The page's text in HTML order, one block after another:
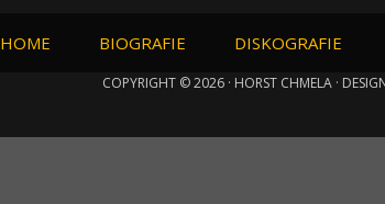
HOME BIOGRAFIE DISKOGRAFIE
COPYRIGHT © 2026 · HORST CHMELA ·